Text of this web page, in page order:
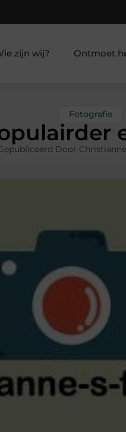
zijn wij? Ontmoet
Fotografie
Door